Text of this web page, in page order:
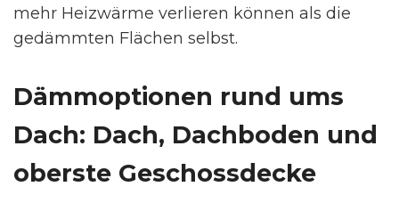
mehr Heizwärme verlieren können als die
gedämmten Flächen selbst.
Dämmoptionen rund ums
Dach: Dach, Dachboden und
oberste Geschossdecke